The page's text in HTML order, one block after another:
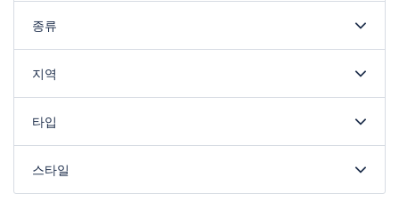
종류
지역
타입
스타일